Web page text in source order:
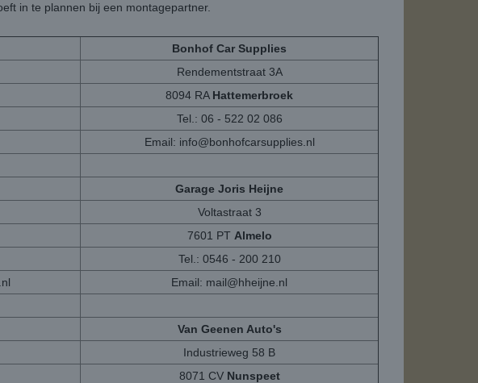
in te plannen bij een montagepartner.
Bonhof Car Supplies
Rendementstraat 3A
8094 RA Hattemerbroek
Tel.: 06 - 522 02 086
Email: info@bonhofcarsupplies.nl
Garage Joris Heijne
Voltastraat 3
7601 PT Almelo
Tel.: 0546 - 200 210
Email: mail@hheijne.nl
Van Geenen Auto's
Industrieweg 58 B
8071 CV Nunspeet